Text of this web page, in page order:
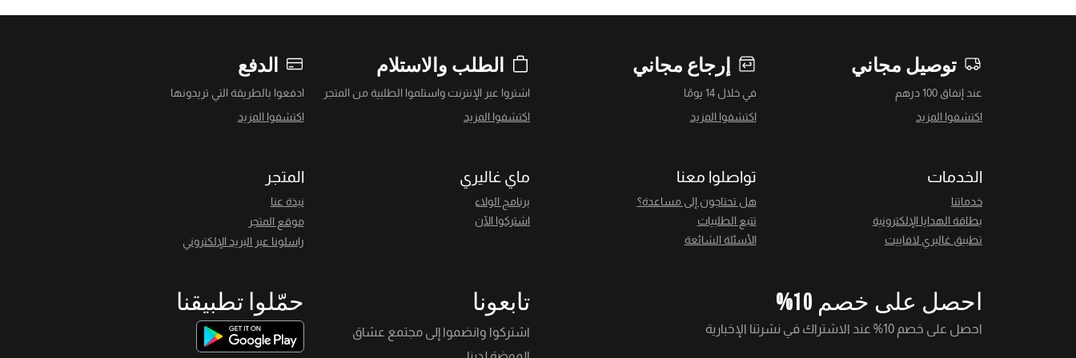
توصيل مجاني
عند إنفاق 100 درهم
اكتشفوا المزيد
إرجاع مجاني
في خلال 14 يومًا
اكتشفوا المزيد
الطلب والاستلام
اشتروا عبر الإنترنت واستلموا الطلبية من المتجر
اكتشفوا المزيد
الدفع
ادفعوا بالطريقة التي تريدونها
اكتشفوا المزيد
الخدمات
خدماتنا
بطاقة الهدايا الإلكترونية
تطبيق غاليري لافاييت
تواصلوا معنا
هل تحتاجون إلى مساعدة؟
تتبع الطلبيات
الأسئلة الشائعة
ماي غاليري
برنامج الولاء
اشتركوا الآن
المتجر
نبذة عنا
موقع المتجر
راسلونا عبر البريد الإلكتروني
احصل على خصم 10%
احصل على خصم 10% عند الاشتراك في نشرتنا الإخبارية
تابعونا
اشتركوا وانضموا إلى مجتمع عشاق
حمّلوا تطبيقنا